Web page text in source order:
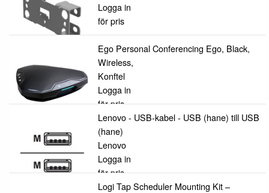
Logga in
för pris
Ego Personal Conferencing Ego, Black,
Wireless,
Konftel
Logga in
för pris
Lenovo - USB-kabel - USB (hane) till USB
(hane)
Lenovo
Logga in
för pris
Logi Tap Scheduler Mounting Kit –